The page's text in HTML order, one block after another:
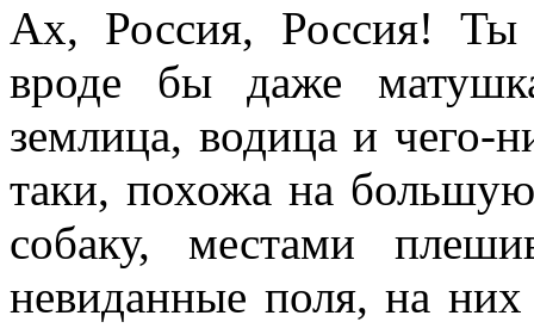
Ах, Россия, Россия!
вроде бы даже
землица, водица и чего-
таки, похожа на
собаку, местами
невиданные поля, на